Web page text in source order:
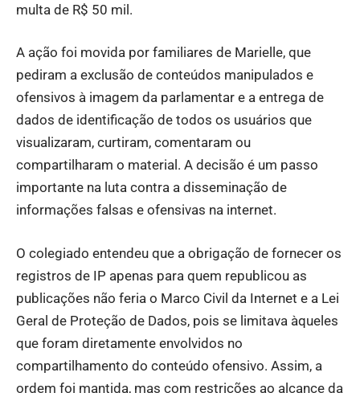
multa de R$ 50 mil.
A ação foi movida por familiares de Marielle, que
pediram a exclusão de conteúdos manipulados e
ofensivos à imagem da parlamentar e a entrega de
dados de identificação de todos os usuários que
visualizaram, curtiram, comentaram ou
compartilharam o material. A decisão é um passo
importante na luta contra a disseminação de
informações falsas e ofensivas na internet.
O colegiado entendeu que a obrigação de fornecer os
registros de IP apenas para quem republicou as
publicações não feria o Marco Civil da Internet e a Lei
Geral de Proteção de Dados, pois se limitava àqueles
que foram diretamente envolvidos no
compartilhamento do conteúdo ofensivo. Assim, a
ordem foi mantida, mas com restrições ao alcance da